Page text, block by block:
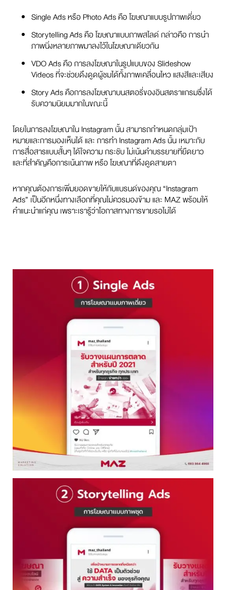
Single Ads หรือ Photo Ads คือ โฆษณาแบบรูปภาพเดี่ยว
Storytelling Ads คือ โฆษณาแบบภาพสไลด์ กล่าวคือ การนำ
ภาพนิ่งหลายภาพมาลงไว้ในโฆษณาเดียวกัน
VDO Ads คือ การลงโฆษณาในรูปแบบของ Slideshow
Videos ที่จะช่วยดึงดูดผู้ชมได้ทั้งภาพเคลื่อนไหว แสงสีและเสียง
Story Ads คือการลงโฆษณาบนสตอรี่ของอินสตราแกรมซึ่งได้
รับความนิยมมากในขณะนี้
โดยในการลงโฆษณาใน Instagram นั้น สามารถกำหนดกลุ่มเป้า
หมายและการมองเห็นได้ และ การทำ Instagram Ads นั้น เหมาะกับ
การสื่อสารแบบสั้นๆ ได้ใจความ กระชับ ไม่เน้นคำบรรยายที่ยืดยาว
และที่สำคัญคือการเน้นภาพ หรือ โฆษณาที่ดึงดูดสายตา
หากคุณต้องการเพิ่มยอดขายให้กับแบรนด์ของคุณ “Instagram
Ads” เป็นอีกหนึ่งทางเลือกที่คุณไม่ควรมองข้าม และ MAZ พร้อมให้
คำแนะนำแก่คุณ เพราะเรารู้ว่าโอกาสทางการขายรอไม่ได้